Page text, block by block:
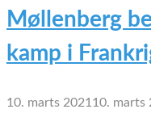
Møllenberg
kamp i
10. marts 2021 10. marts